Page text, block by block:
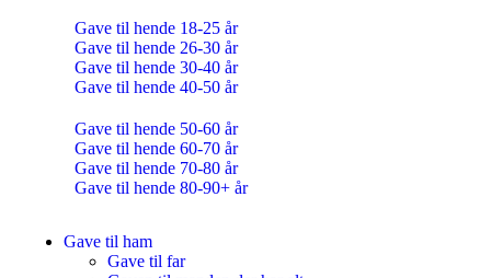
Gave til hende 18-25 år
Gave til hende 26-30 år
Gave til hende 30-40 år
Gave til hende 40-50 år
Gave til hende 50-60 år
Gave til hende 60-70 år
Gave til hende 70-80 år
Gave til hende 80-90+ år
Gave til ham
Gave til far